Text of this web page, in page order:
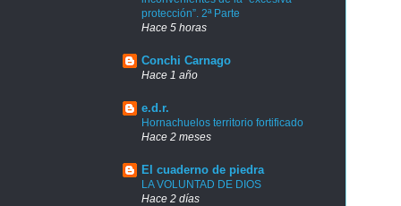
protección”. 2ª Parte
Hace 5 horas
Conchi Carnago
Hace 1 año
e.d.r.
Hornachuelos territorio fortificado
Hace 2 meses
El cuaderno de piedra
LA VOLUNTAD DE DIOS
Hace 2 días